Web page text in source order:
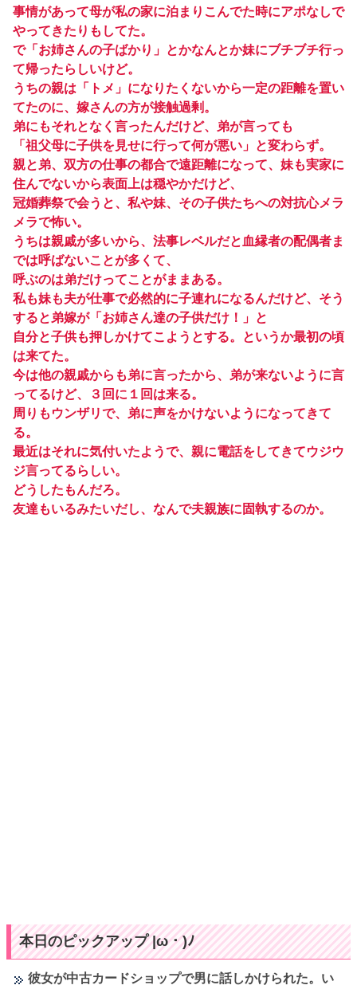
事情があって母が私の家に泊まりこんでた時にアポなしで
やってきたりもしてた。
で「お姉さんの子ばかり」とかなんとか妹にブチブチ行っ
て帰ったらしいけど。
うちの親は「トメ」になりたくないから一定の距離を置い
てたのに、嫁さんの方が接触過剰。
弟にもそれとなく言ったんだけど、弟が言っても
「祖父母に子供を見せに行って何が悪い」と変わらず。
親と弟、双方の仕事の都合で遠距離になって、妹も実家に
住んでないから表面上は穏やかだけど、
冠婚葬祭で会うと、私や妹、その子供たちへの対抗心メラ
メラで怖い。
うちは親戚が多いから、法事レベルだと血縁者の配偶者ま
では呼ばないことが多くて、
呼ぶのは弟だけってことがままある。
私も妹も夫が仕事で必然的に子連れになるんだけど、そう
すると弟嫁が「お姉さん達の子供だけ！」と
自分と子供も押しかけてこようとする。というか最初の頃
は来てた。
今は他の親戚からも弟に言ったから、弟が来ないように言
ってるけど、３回に１回は来る。
周りもウンザリで、弟に声をかけないようになってきて
る。
最近はそれに気付いたようで、親に電話をしてきてウジウ
ジ言ってるらしい。
どうしたもんだろ。
友達もいるみたいだし、なんで夫親族に固執するのか。
本日のピックアップ |ω・)ﾉ
彼女が中古カードショップで男に話しかけられた。い